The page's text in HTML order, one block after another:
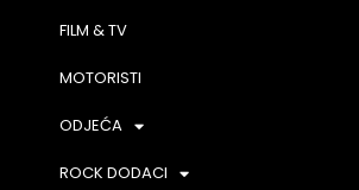
FILM & TV
MOTORISTI
ODJEĆA
ROCK DODACI